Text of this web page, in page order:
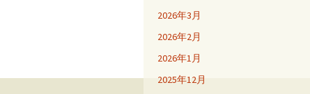
2026年3月
2026年2月
2026年1月
2025年12月